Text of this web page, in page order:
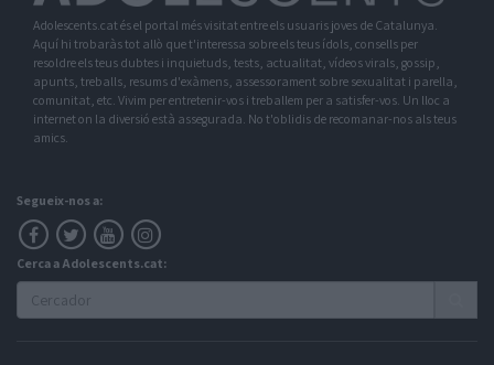
Adolescents.cat és el portal més visitat entre els usuaris joves de Catalunya.
Aquí hi trobaràs tot allò que t'interessa sobre els teus ídols, consells per
resoldre els teus dubtes i inquietuds, tests, actualitat, vídeos virals, gossip,
apunts, treballs, resums d'exàmens, assessorament sobre sexualitat i parella,
comunitat, etc. Vivim per entretenir-vos i treballem per a satisfer-vos. Un lloc a
internet on la diversió està assegurada. No t'oblidis de recomanar-nos als teus
amics.
Segueix-nos a:
Cerca a Adolescents.cat: